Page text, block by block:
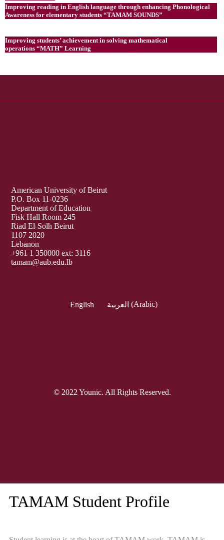
Improving reading in English language through enhancing Phonological
Awareness for elementary students “TAMAM SOUNDS”
Improving students’ achievement in solving mathematical
operations “MATH” Learning
American University of Beirut
P.O. Box 11-0236
Department of Education
Fisk Hall Room 245
Riad El-Solh Beirut
1107 2020
Lebanon
+961 1 350000 ext: 3116
tamam@aub.edu.lb
English العربية (Arabic)
© 2022 Younic. All Rights Reserved.
TAMAM Student Profile